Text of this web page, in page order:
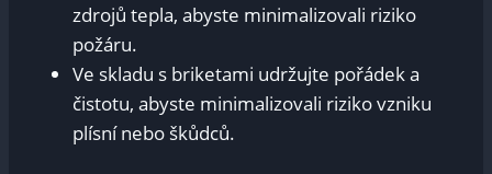
zdrojů tepla, abyste minimalizovali riziko
požáru.
Ve skladu s briketami udržujte pořádek a
čistotu, abyste minimalizovali riziko vzniku
plísní nebo škůdců.